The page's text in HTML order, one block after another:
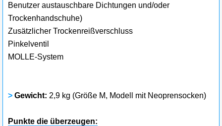
Benutzer austauschbare Dichtungen und/oder
Trockenhandschuhe)
Zusätzlicher Trockenreißverschluss
Pinkelventil
MOLLE-System
> Gewicht: 2,9 kg (Größe M, Modell mit Neoprensocken)
Punkte die überzeugen: